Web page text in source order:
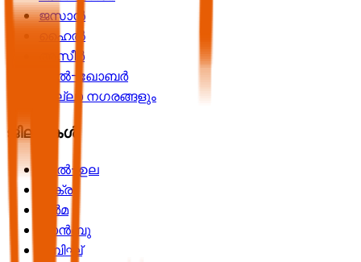
ജസാൻ
ഹൈൽ
അസീർ
അൽ-ഖോബർ
എല്ലാ നഗരങ്ങളും
ജില്ലകൾ
അൽ-ഉല
ശക്ര
ദുർമ
യാൻബു
റബിഘ്